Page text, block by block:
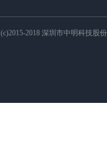
(c)2015-2018 深圳市中明科技股